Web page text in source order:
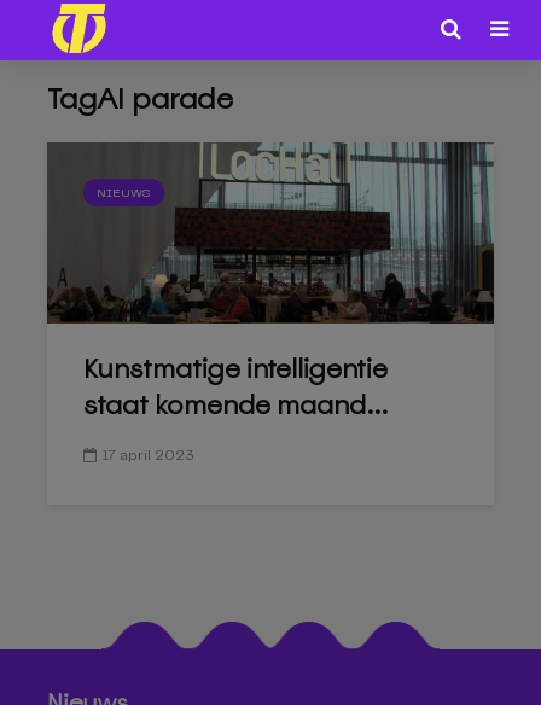
TagAI parade
NIEUWS
Kunstmatige intelligentie
staat komende maand...
17 april 2023